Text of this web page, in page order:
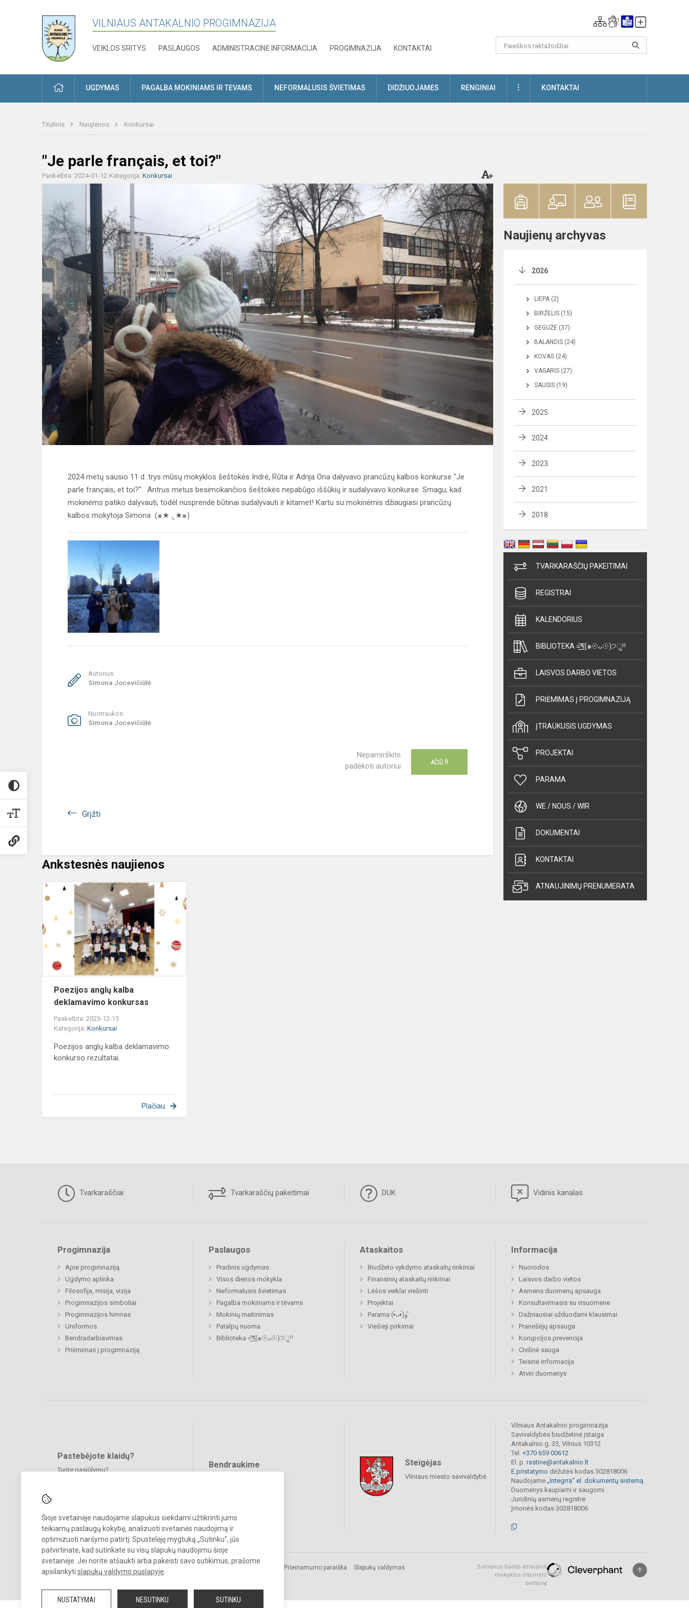
Šioje svetainėje naudojame slapukus siekdami užtikrinti jums
teikiamų paslaugų kokybę, analizuoti svetainės naudojimą ir
optimizuoti naršymo patirtį. Spustelėję mygtuką „Sutinku“, jūs
patvirtinate, kad sutinkate su visų slapukų naudojimu šioje
svetainėje. Jei norite atšaukti arba pakeisti savo sutikimus, prašome
apsilankyti slapukų valdymo puslapyje
NUSTATYMAI NESUTINKU SUTINKU
VILNIAUS ANTAKALNIO PROGIMNAZIJA
VEIKLOS SRITYS PASLAUGOS ADMINISTRACINĖ INFORMACIJA PROGIMNAZIJA KONTAKTAI
PRADŽIAUGDYMAS PAGALBA MOKINIAMS IR TĖVAMS NEFORMALUSIS ŠVIETIMAS DIDŽIUOJAMĖS RENGINIAI DAUGIAUKONTAKTAI
Titulinis Naujienos Konkursai
"Je parle français, et toi?"
Paskelbta: 2024-01-12 Kategorija: Konkursai
2024 metų sausio 11 d. trys mūsų mokyklos šeštokės Indrė, Rūta ir Adrija Ona dalyvavo prancūzų kalbos konkurse "Je
parle français, et toi?". Antrus metus besimokančios šeštokės nepabūgo iššūkių ir sudalyvavo konkurse. Smagu, kad
mokinėms patiko dalyvauti, todėl nusprendė būtinai sudalyvauti ir kitamet! Kartu su mokinėmis džiaugiasi prancūzų
kalbos mokytoja Simona (๑★ .̫ ★๑)
Autorius:
Simona Jocevičiūtė
Nuotraukos:
Simona Jocevičiūtė
Nepamirškite
padėkoti autoriui
AČIŪ 9
Grįžti
Ankstesnės naujienos
anglų
kalba
Poezijos anglų kalba
deklamavimo konkursas
Paskelbta: 2023-12-15
Kategorija: Konkursai
Poezijos anglų kalba deklamavimo
konkurso rezultatai.
Plačiau
Naujienų archyvas
2026
LIEPA (2)
BIRŽELIS (15)
GEGUŽĖ (37)
BALANDIS (24)
KOVAS (24)
VASARIS (27)
SAUSIS (19)
2025
2024
2023
2021
2018
TVARKARAŠČIŲ PAKEITIMAI
REGISTRAI
KALENDORIUS
BIBLIOTEKA =͟͟͞͞٩(๑☉ᴗ☉)੭ु⁾⁾
LAISVOS DARBO VIETOS
PRIĖMIMAS Į PROGIMNAZIJĄ
ĮTRAUKUSIS UGDYMAS
PROJEKTAI
PARAMA
WE / NOUS / WIR
DOKUMENTAI
KONTAKTAI
ATNAUJINIMŲ PRENUMERATA
Tvarkaraščiai Tvarkaraščių pakeitimai DUK Vidinis kanalas
Progimnazija
Apie progimnaziją
Ugdymo aplinka
Filosofija, misija, vizija
Progimnazijos simboliai
Progimnazijos himnas
Uniformos
Bendradarbiavimas
Priėmimas į progimnaziją
Paslaugos
Pradinis ugdymas
Visos dienos mokykla
Neformalusis švietimas
Pagalba mokiniams ir tėvams
Mokinių maitinimas
Patalpų nuoma
Biblioteka =͟͟͞͞٩(๑☉ᴗ☉)੭ु⁾⁾
Ataskaitos
Biudžeto vykdymo ataskaitų rinkiniai
Finansinių ataskaitų rinkiniai
Lėšos veiklai viešinti
Projektai
Parama (•̀ᴗ•́)و ̑̑
Viešieji pirkimai
Informacija
Nuorodos
Laisvos darbo vietos
Asmens duomenų apsauga
Konsultavimasis su visuomene
Dažniausiai užduodami klausimai
Pranešėjų apsauga
Korupcijos prevencija
Civilinė sauga
Teisinė informacija
Atviri duomenys
Pastebėjote klaidų?
Turite pasiūlymų?
Bendraukime Steigėjas
Vilniaus miesto savivaldybė
Vilniaus Antakalnio progimnazija
Savivaldybės biudžetinė įstaiga
Antakalnio g. 33, Vilnius 10312
Tel. +370 659 00612
El. p. rastine@antakalnio.lt
E.pristatymo dėžutės kodas 302818006
Naudojame „Integrra“ el. dokumentų sistemą
Duomenys kaupiami ir saugomi
Juridinių asmenų registre
Įmonės kodas 302818006
© 2026. Vilniaus Antakalnio progimnazija. Visos teisės saugomos.
Kopijuoti, cituoti ar kitaip atvaizduoti internetinės svetainės turinį be
Prieinamumo paraiška Slapukų valdymas
Sumanus būdas atnaujinti
mokyklos interneto
svetainę